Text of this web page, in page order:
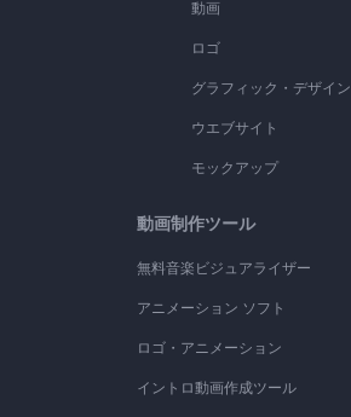
動画
ロゴ
グラフィック・デザイン
ウエブサイト
モックアップ
動画制作ツール
無料音楽ビジュアライザー
アニメーション ソフト
ロゴ・アニメーション
イントロ動画作成ツール